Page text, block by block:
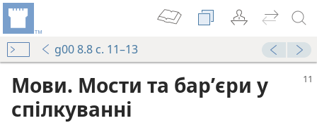
g00 8.8 с. 11–13
Мови. Мости та бар’єри у
спілкуванні